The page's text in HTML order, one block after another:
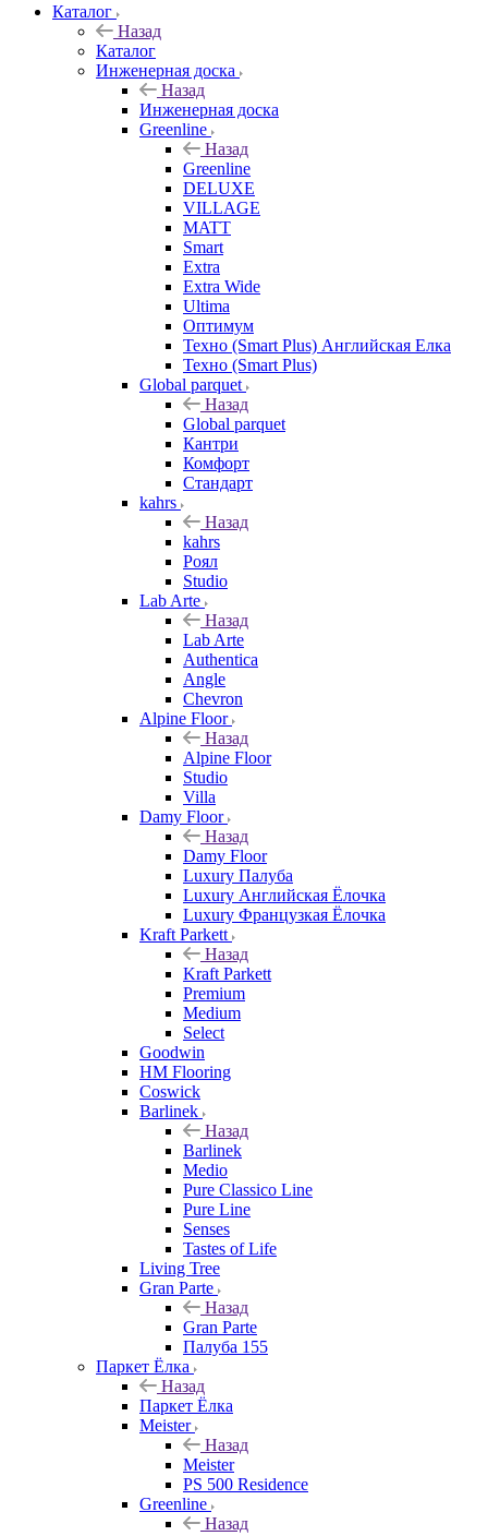
Каталог
Назад
Каталог
Инженерная доска
Назад
Инженерная доска
Greenline
Назад
Greenline
DELUXE
VILLAGE
MATT
Smart
Extra
Extra Wide
Ultima
Оптимум
Техно (Smart Plus) Английская Елка
Техно (Smart Plus)
Global parquet
Назад
Global parquet
Кантри
Комфорт
Стандарт
kahrs
Назад
kahrs
Роял
Studio
Lab Arte
Назад
Lab Arte
Authentica
Angle
Chevron
Alpine Floor
Назад
Alpine Floor
Studio
Villa
Damy Floor
Назад
Damy Floor
Luxury Палуба
Luxury Английская Ёлочка
Luxury Французкая Ёлочка
Kraft Parkett
Назад
Kraft Parkett
Premium
Medium
Select
Goodwin
HM Flooring
Coswick
Barlinek
Назад
Barlinek
Medio
Pure Classico Line
Pure Line
Senses
Tastes of Life
Living Tree
Gran Parte
Назад
Gran Parte
Палуба 155
Паркет Ёлка
Назад
Паркет Ёлка
Meister
Назад
Meister
PS 500 Residence
Greenline
Назад